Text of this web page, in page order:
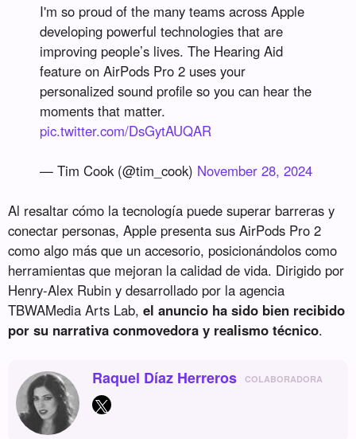
I'm so proud of the many teams across Apple
developing powerful technologies that are
improving people’s lives. The Hearing Aid
feature on AirPods Pro 2 uses your
personalized sound profile so you can hear the
moments that matter.
pic.twitter.com/DsGytAUQAR
— Tim Cook (@tim_cook) November 28, 2024
Al resaltar cómo la tecnología puede superar barreras y
conectar personas, Apple presenta sus AirPods Pro 2
como algo más que un accesorio, posicionándolos como
herramientas que mejoran la calidad de vida. Dirigido por
Henry-Alex Rubin y desarrollado por la agencia
TBWAMedia Arts Lab,el anuncio ha sido bien recibido
por su narrativa conmovedora y realismo técnico.
Raquel Díaz Herreros COLABORADORA